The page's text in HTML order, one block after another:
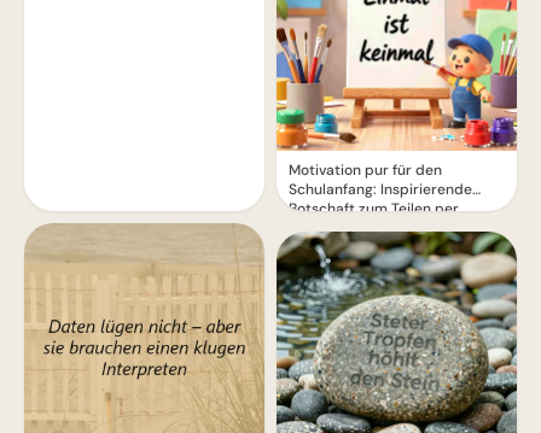
Motivation pur für den
Schulanfang: Inspirierende
Botschaft zum Teilen per
WhatsApp!